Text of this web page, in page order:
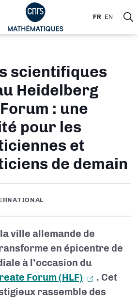
FR EN
scientifiques
Heidelberg
: une
pour les
et
de demain
ville allemande de
en épicentre de
à l’occasion du
Forum (HLF)
. Cet
rassemble des